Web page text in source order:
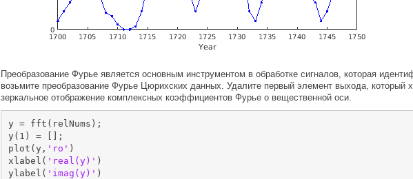
Преобразование Фурье является основным инструментом в обработке сигналов, которая
возьмите преобразование Фурье Цюрихских данных. Удалите первый элемент выхода, который
зеркальное отображение комплексных коэффициентов Фурье о вещественной оси.
y = fft(relNums);
y(1) = [];
plot(y, 'ro' )
xlabel( 'real(y)' )
ylabel( 'imag(y)' )